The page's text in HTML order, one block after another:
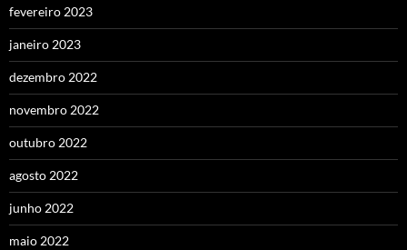
fevereiro 2023
janeiro 2023
dezembro 2022
novembro 2022
outubro 2022
agosto 2022
junho 2022
maio 2022